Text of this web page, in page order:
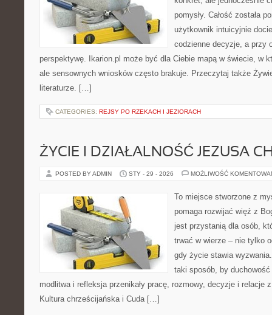
pomysły. Całość została
użytkownik intuicyjnie
codzienne decyzje, a przy
perspektywę. Ikarion.pl może być dla Ciebie mapą w świecie, w
ale sensownych wniosków często brakuje. Przeczytaj także
literaturze. […]
CATEGORIES: REJSY PO RZEKACH I JEZIORACH
ŻYCIE I DZIAŁALNOŚĆ JEZUSA
POSTED BY ADMIN STY - 29 - 2026 MOŻLIWOŚĆ
To miejsce stworzone z
pomaga rozwijać więź z
jest przystanią dla osób,
trwać w wierze – nie tylko
gdy życie stawia
taki sposób, by duchowość
modlitwa i refleksja przenikały pracę, rozmowy, decyzje i relacje
Kultura chrześcijańska i Cuda […]